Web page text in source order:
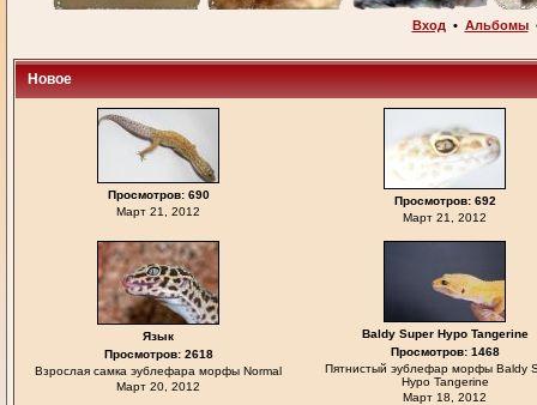
Вход • Альбомы
Новое
Просмотров: 690
Март 21, 2012
Просмотров: 692
Март 21, 2012
Язык
Просмотров: 2618
Взрослая самка эублефара морфы Normal
Март 20, 2012
Baldy Super Hypo Tangerine
Просмотров: 1468
Пятнистый эублефар морфы Baldy
Hypo Tangerine
Март 18, 2012